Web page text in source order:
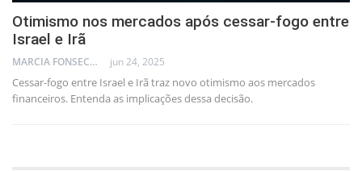
Otimismo nos mercados após cessar-fogo entre
Israel e Irã
MARCIA FONSECA - FINANCIAL CONSULTANT jun 24, 2025
Cessar-fogo entre Israel e Irã traz novo otimismo aos mercados
financeiros. Entenda as implicações dessa decisão.